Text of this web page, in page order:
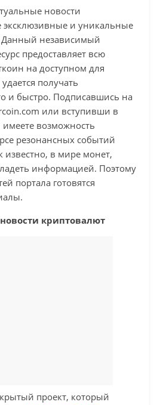
новости
эксклюзивные и уникальные
Данный независимый
предоставляет всю
на доступном для
получать
и быстро. Подписавшись на
или вступивши в
имеете возможность
резонансных событий
известно, в мире монет,
информацией. Поэтому
портала готовятся
криптовалют
проект, который